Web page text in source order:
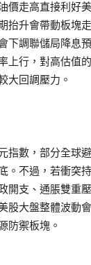
價走高直接利好
抬升會帶動板塊
下調聯儲局降息
上行，對高估值
大回調壓力。
指數，部分全球
。不過，若衝突
開支、通脹雙重
股大盤整體波動
防禦板塊。